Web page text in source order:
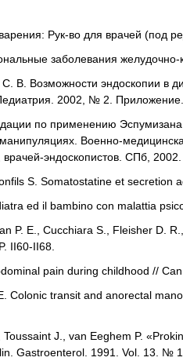
Рук-во для врачей (под
заболевания
В. Возможности эндоскопии в
2002, № 2.
по применению Эспумизана
манипуляциях. Военно-
эндоскопистов. СПб, 2002.
S. Somatostatine et
ed il bambino con malattia
P. E., Cucchiara S., Fleisher D.
II60-II68.
pain during childhood //
Colonic transit and anorectal
J., van Eeghem P.
Gastroenterol. 1991. Vol. 13. №